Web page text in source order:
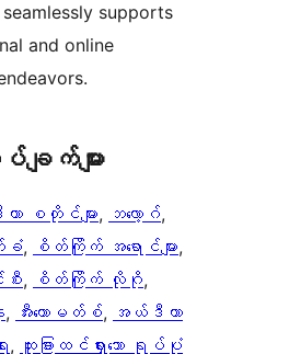
supports
and online
ျက်​များ
စတိုင်များ, ဘလော့ဂ်
ခံ, စိတ်ကြိုက် အရောင်များ
း, စိတ်ကြိုက် လိုဂို
, အီးကောမတ်စ်, အယ်ဒီတာ
, ထူးခြားထင်ရှားသော ရုပ်ပုံ